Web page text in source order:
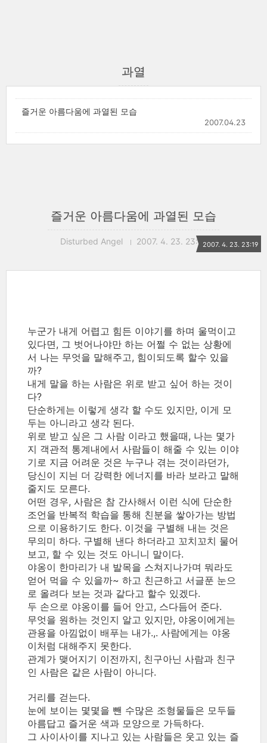
과열
즐거운 아름다움에 과열된 모습
2007.04.23
즐거운 아름다움에 과열된 모습
Disturbed Angel 2007. 4. 23. 23:192007. 4. 23. 23:19
누군가 내게 어렵고 힘든 이야기를 하며 울먹이고
있다면, 그 벗어나야만 하는 어쩔 수 없는 상황에
서 나는 무엇을 말해주고, 힘이되도록 할수 있을
까?
내게 말을 하는 사람은 위로 받고 싶어 하는 것이
다?
단순하게는 이렇게 생각 할 수도 있지만, 이게 모
두는 아니라고 생각 된다.
위로 받고 싶은 그 사람 이라고 했을때, 나는 몇가
지 객관적 통계내에서 사람들이 해줄 수 있는 이야
기로 지금 어려운 것은 누구나 겪는 것이라던가,
당신이 지늰 더 강력한 에너지를 바라 보라고 말해
줄지도 모른다.
어떤 경우, 사람은 참 간사해서 이런 식에 단순한
조언을 반복적 학습을 통해 친분을 쌓아가는 방법
으로 이용하기도 한다. 이것을 구별해 내는 것은
무의미 하다. 구별해 낸다 하더라고 꼬치꼬치 물어
보고, 할 수 있는 것도 아니니 말이다.
야옹이 한마리가 내 발목을 스쳐지나가며 뭐라도
얻어 먹을 수 있을까~ 하고 친근하고 서글푼 눈으
로 올려다 보는 것과 같다고 할수 있겠다.
두 손으로 야옹이를 들어 안고, 스다듬어 준다.
무엇을 원하는 것인지 알고 있지만, 야옹이에게는
관용을 아낌없이 배푸는 내가.,. 사람에게는 야옹
이처럼 대해주지 못한다.
관계가 맺어지기 이전까지, 친구아닌 사람과 친구
인 사람은 같은 사람이 아니다.
거리를 걷는다.
눈에 보이는 몇몇을 뺀 수많은 조형물들은 모두들
아름답고 즐거운 색과 모양으로 가득하다.
그 사이사이를 지나고 있는 사람들은 웃고 있는 즐